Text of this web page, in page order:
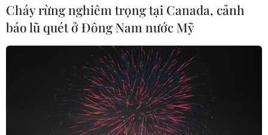
CƠ QUAN CHỦ QUẢN: THÔNG TẤN XÃ VIỆT NAM
Tổng Biên tập: TRẦN TIẾN DUẨN
Phó Tổng Biên tập: NGUYỄN THỊ TÁM, KHÚC THANH
Cháy rừng nghiêm trọng tại Canada, cảnh
báo lũ quét ở Đông Nam nước Mỹ